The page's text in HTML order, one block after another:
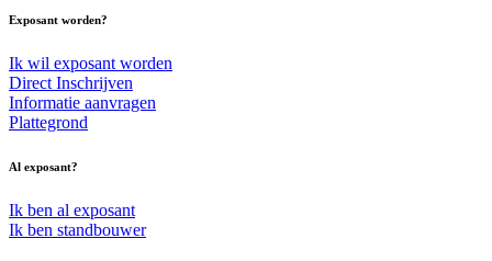
Exposant worden?
Ik wil exposant worden
Direct Inschrijven
Informatie aanvragen
Plattegrond
Al exposant?
Ik ben al exposant
Ik ben standbouwer